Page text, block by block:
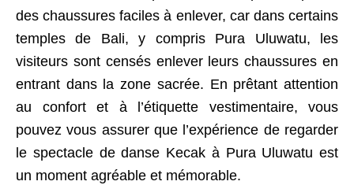
des chaussures faciles à enlever, car dans certains
temples de Bali, y compris Pura Uluwatu, les
visiteurs sont censés enlever leurs chaussures en
entrant dans la zone sacrée. En prêtant attention
au confort et à l’étiquette vestimentaire, vous
pouvez vous assurer que l’expérience de regarder
le spectacle de danse Kecak à Pura Uluwatu est
un moment agréable et mémorable.